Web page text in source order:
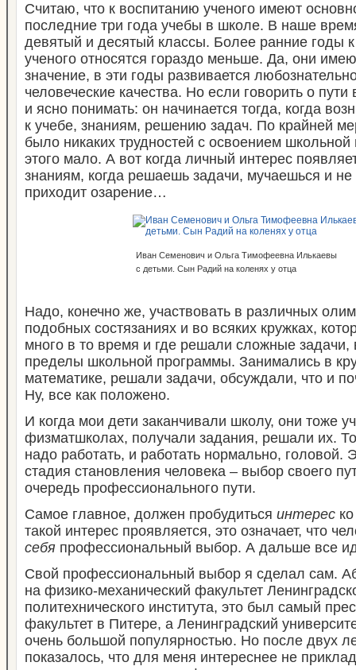
Считаю, что к воспитанию ученого имеют
последние три года учебы в школе. В наше
девятый и десятый классы. Более ранние годы
ученого относятся гораздо меньше. Да, они
значение, в эти годы развивается
человеческие качества. Но если говорить о пути
и ясно понимать: он начинается тогда, когда
к учебе, знаниям, решению задач. По крайней
было никаких трудностей с освоением
этого мало. А вот когда личный интерес
знаниям, когда решаешь задачи, мучаешься и не
приходит озарение…
Иван Семенович и Ольга Тимофеевна Илькаевы
с детьми. Сын Радий на коленях у отца
Надо, конечно же, участвовать в различных
подобных состязаниях и во всяких кружках,
много в то время и где решали сложные
пределы школьной программы. Занимались в
математике, решали задачи, обсуждали, что и
Ну, все как положено.
И когда мои дети заканчивали школу, они тоже
физматшколах, получали задания, решали их.
надо работать, и работать нормально, головой.
стадия становления человека – выбор своего
очередь профессионального пути.
Самое главное, должен пробудиться интерес
такой интерес проявляется, это означает, что
себя профессиональный выбор. А дальше все
Свой профессиональный выбор я сделал сам.
на физико-механический факультет
политехнического института, это был самый
факультет в Питере, а Ленинградский
очень большой популярностью. Но после двух
показалось, что для меня интереснее не